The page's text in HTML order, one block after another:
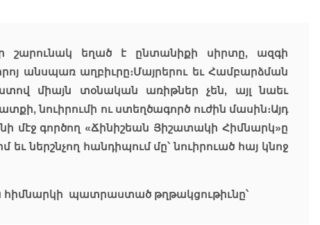
շարունակ եղած է ընտանիքի սիրտը, ազգի
անսպառ աղբիւրը։ Մայրերու եւ Համբարձման
միայն տօնական առիթներ չեն, այլ նաեւ
նուիրումի ու ստեղծագործ ուժին մասին։ Այդ
մէջ գործող «Ճինիշեան Յիշատակի Հիմնարկ»ը
եւ ներշնչող հանդիպում մը՝ նուիրուած հայ կնոջ
հիմնարկի պատրաստած թղթակցութիւնը՝